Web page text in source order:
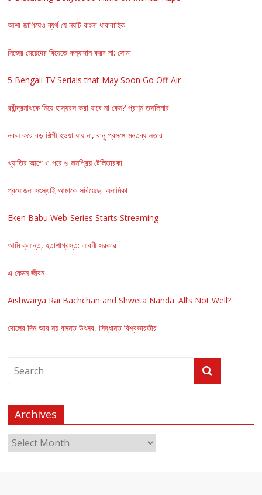
আশা জাগিয়েও ব্যর্থ যে নয়টি বাংলা ধারাবাহিক
নিজের মেয়েদের বিয়েতে কন্যাদান করব না: সোমা
5 Bengali TV Serials that May Soon Go Off-Air
রবীন্দ্রনাথকে নিয়ে হাস্যরস করা যাবে না কেন? প্রশ্ন তসলিমার
নকল করে বড় শিল্পী হওয়া যায় না, রানু প্রসঙ্গে মন্তব্য লতার
খ্যাতির আগে ও পরে ৬ জনপ্রিয় টেলিতারকা
প্রযোজনা সংস্থাই আমাকে সরিয়েছে: অনামিকা
Eken Babu Web-Series Starts Streaming
আমি ক্লান্ত, হতাশাগ্রস্ত: লাবণী সরকার
এ কেমন জীবন
Aishwarya Rai Bachchan and Shweta Nanda: All’s Not Well?
দোলের দিন আর নয় বসন্ত উৎসব, সিদ্ধান্ত বিশ্বভারতীর
Archives